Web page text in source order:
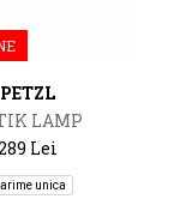
PETZL
LAMP
Lei
unica